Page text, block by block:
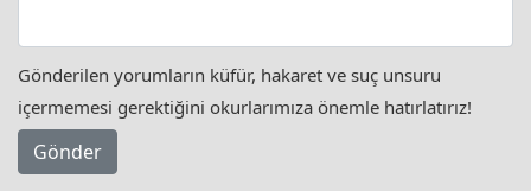
Gönderilen yorumların küfür, hakaret ve suç unsuru
içermemesi gerektiğini okurlarımıza önemle hatırlatırız!
Gönder